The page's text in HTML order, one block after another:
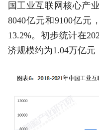
国工业互联网核心产
8040亿元和9100亿元
13.2%。初步统计在
济规模约为1.04万亿元